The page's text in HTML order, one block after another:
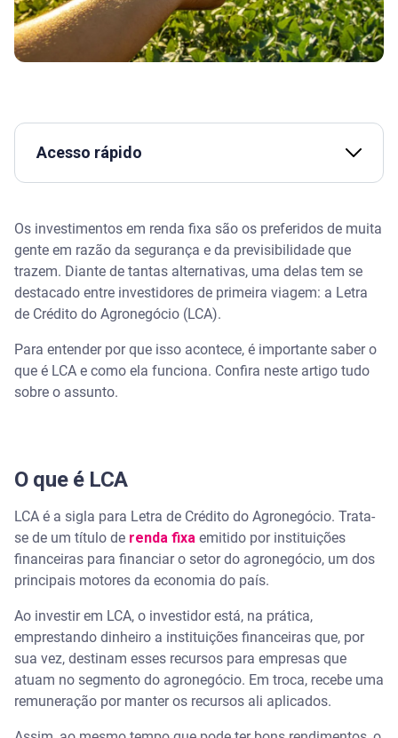
Acesso rápido
Como funciona a LCA
Características da LCA
Liquidez
Tributação e taxas
Rendimento
Os investimentos em renda fixa são os preferidos de muita
gente em razão da segurança e da previsibilidade que
trazem. Diante de tantas alternativas, uma delas tem se
destacado entre investidores de primeira viagem: a Letra
de Crédito do Agronegócio (LCA).
Para entender por que isso acontece, é importante saber o
que é LCA e como ela funciona. Confira neste artigo tudo
sobre o assunto.
O que é LCA
LCA é a sigla para Letra de Crédito do Agronegócio. Trata-
se de um título de renda fixa emitido por instituições
financeiras para financiar o setor do agronegócio, um dos
principais motores da economia do país.
Ao investir em LCA, o investidor está, na prática,
emprestando dinheiro a instituições financeiras que, por
sua vez, destinam esses recursos para empresas que
atuam no segmento do agronegócio. Em troca, recebe uma
remuneração por manter os recursos ali aplicados.